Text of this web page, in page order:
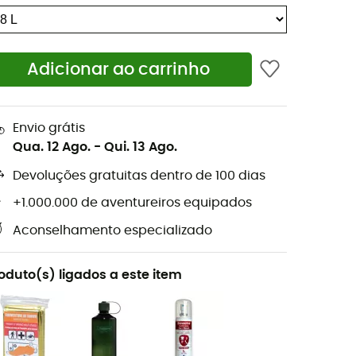
Adicionar ao carrinho
Envio grátis
Qua. 12 Ago. - Qui. 13 Ago.
Devoluções gratuitas dentro de 100 dias
+1.000.000 de aventureiros equipados
Aconselhamento especializado
ligados a este item